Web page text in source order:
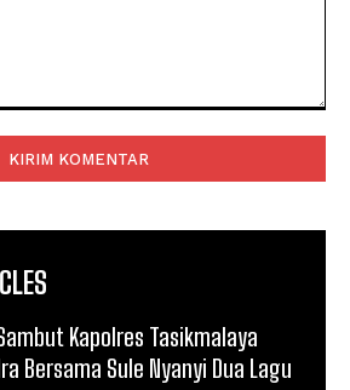
Kapolres Tasikmalaya
Bersama Sule Nyanyi Dua Lagu